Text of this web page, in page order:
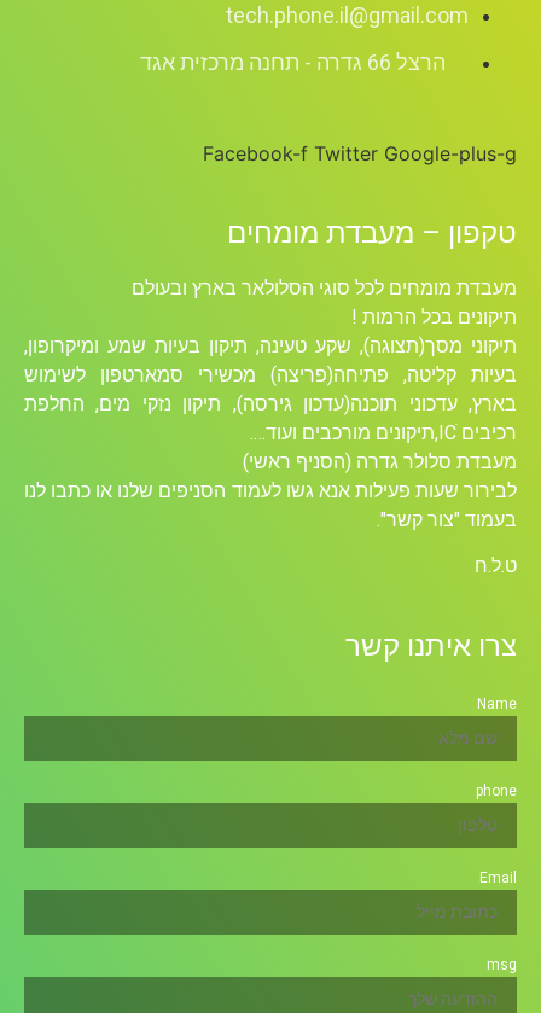
tech.phone.il@gmail.com
הרצל 66 גדרה - תחנה מרכזית אגד
Facebook-f Twitter Google-plus-g
טקפון – מעבדת מומחים
מעבדת מומחים לכל סוגי הסלולאר בארץ ובעולם
תיקונים בכל הרמות !
תיקוני מסך(תצוגה), שקע טעינה, תיקון בעיות שמע ומיקרופון,
בעיות קליטה, פתיחה(פריצה) מכשירי סמארטפון לשימוש
בארץ, עדכוני תוכנה(עדכון גירסה), תיקון נזקי מים, החלפת
רכיבים ICׁ,תיקונים מורכבים ועוד….
מעבדת סלולר גדרה (הסניף ראשי)
לבירור שעות פעילות אנא גשו לעמוד הסניפים שלנו או כתבו לנו
בעמוד "צור קשר".
ט.ל.ח
צרו איתנו קשר
Name
phone
Email
msg